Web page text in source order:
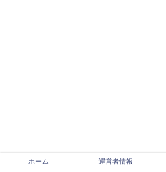
ホーム 運営者情報